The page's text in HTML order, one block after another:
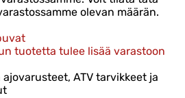
olevan määrän.
tuotetta tulee lisää varastoon
ajovarusteet, ATV tarvikkeet ja